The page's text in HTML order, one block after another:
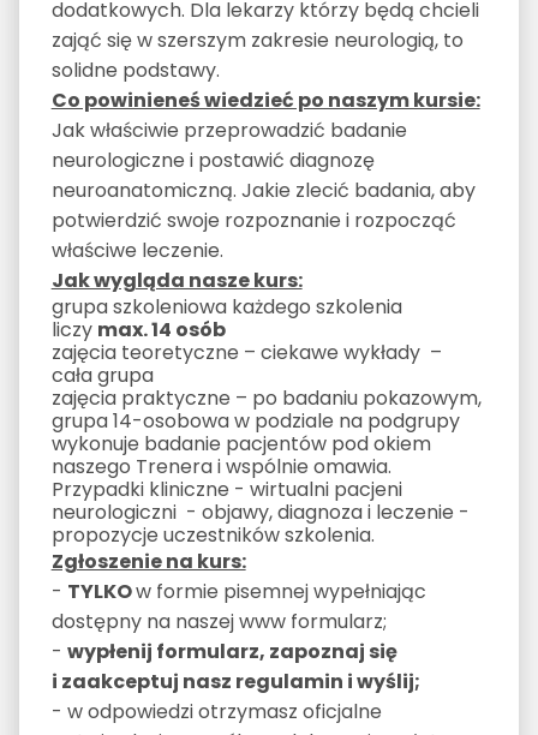
dodatkowych. Dla lekarzy którzy będą chcieli
zająć się w szerszym zakresie neurologią, to
solidne podstawy.
Co powinieneś wiedzieć po naszym kursie:
Jak właściwie przeprowadzić badanie
neurologiczne i postawić diagnozę
neuroanatomiczną. Jakie zlecić badania, aby
potwierdzić swoje rozpoznanie i rozpocząć
właściwe leczenie.
Jak wygląda nasze kurs:
grupa szkoleniowa każdego szkolenia
liczy max. 14 osób
zajęcia teoretyczne – ciekawe wykłady –
cała grupa
zajęcia praktyczne – po badaniu pokazowym,
grupa 14-osobowa w podziale na podgrupy
wykonuje badanie pacjentów pod okiem
naszego Trenera i wspólnie omawia.
Przypadki kliniczne - wirtualni pacjeni
neurologiczni - objawy, diagnoza i leczenie -
propozycje uczestników szkolenia.
Zgłoszenie na kurs:
- TYLKOw formie pisemnej wypełniając
dostępny na naszej www formularz;
- wypłenij formularz, zapoznaj się
i zaakceptuj nasz regulamin i wyślij;
- w odpowiedzi otrzymasz oficjalne